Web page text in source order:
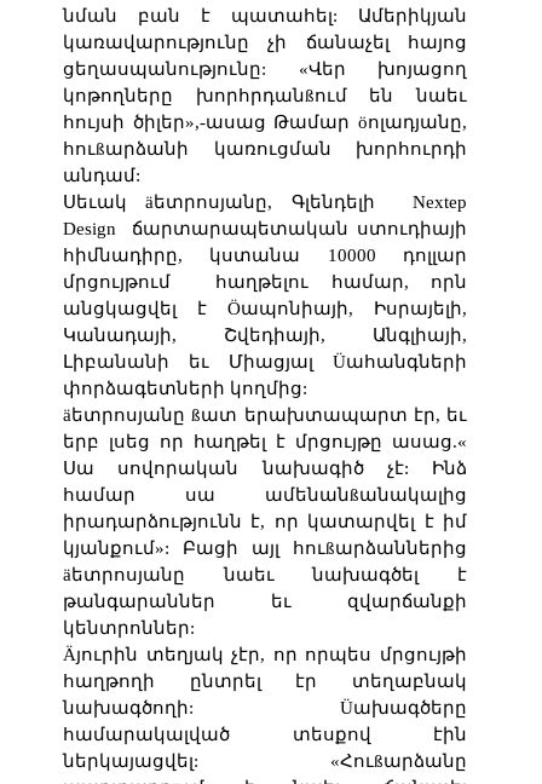
նման բան է պատահել: Ամերիկյան
կառավարությունը չի ճանաչել հայոց
ցեղասպանությունը: «Վեր խոյացող
կոթողները խորհրդանßում են նաեւ
հույսի ծիլեր»,-ասաց Թամար öոլադյանը,
հուßարձանի կառուցման խորհուրդի
անդամ:
Սեւակ äետրոսյանը, Գլենդելի
Nextep
Design
ճարտարապետական ստուդիայի
հիմնադիրը, կստանա 10000 դոլլար
մրցույթում
հաղթելու համար, որն
անցկացվել է Öապոնիայի, Իսրայելի,
Կանադայի, Շվեդիայի, Անգլիայի,
Լիբանանի եւ Միացյալ Üահանգների
փորձագետների կողմից:
äետրոսյանը ßատ երախտապարտ էր, եւ
երբ լսեց որ հաղթել է մրցույթը ասաց.«
Սա սովորական նախագիծ չէ: Ինձ
համար սա ամենանßանակալից
իրադարձությունն է, որ կատարվել է իմ
կյանքում»: Բացի այլ հուßարձաններից
äետրոսյանը նաեւ նախագծել է
թանգարաններ եւ զվարճանքի
կենտրոններ:
Äյուրին տեղյակ չէր, որ որպես մրցույթի
հաղթողի ընտրել էր տեղաբնակ
նախագծողի:
Üախագծերը
համարակալված տեսքով էին
ներկայացվել: «Հուßարձանը